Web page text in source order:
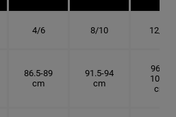
4/6 8/10 12/14
86.5-89
cm
91.5-94
cm
96.5-
101.5
cm